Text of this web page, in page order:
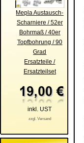
Mepla Austausch-
Scharniere / 52er
Bohrmaß / 40er
Topfbohrung / 90
Grad
Ersatzteile /
Ersatzteilset
inkl. UST
zzgl. Versand